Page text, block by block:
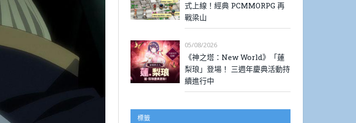
式上線！經典 PCMMORPG 再
戰梁山
05/08/2026
《神之塔：New World》「蓮
梨琅」登場！ 三週年慶典活動持
續進行中
標籤